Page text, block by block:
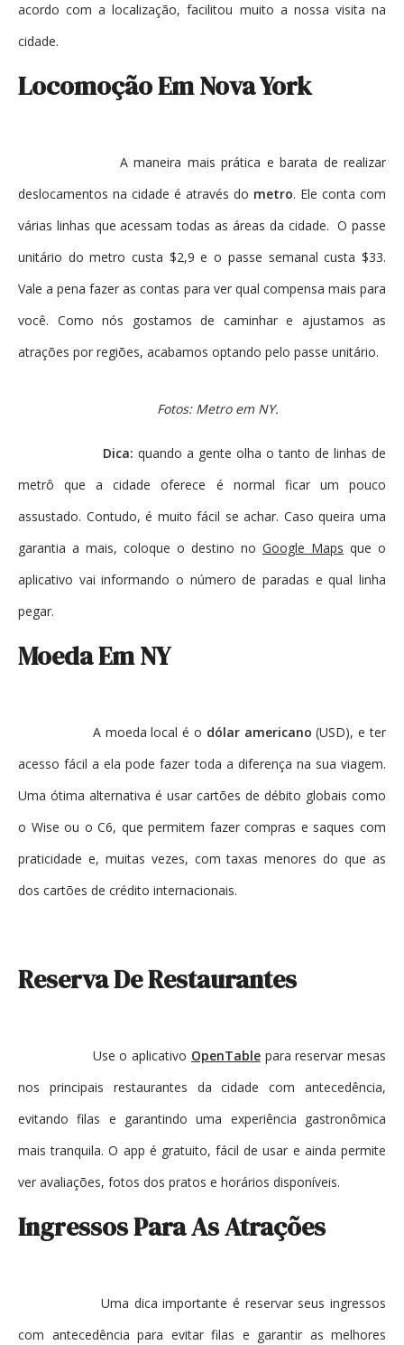
acordo com a localização, facilitou muito a nossa visita na
cidade.
Locomoção Em Nova York
A maneira mais prática e barata de realizar
deslocamentos na cidade é através do metro. Ele conta com
várias linhas que acessam todas as áreas da cidade. O passe
unitário do metro custa $2,9 e o passe semanal custa $33.
Vale a pena fazer as contas para ver qual compensa mais para
você. Como nós gostamos de caminhar e ajustamos as
atrações por regiões, acabamos optando pelo passe unitário.
Fotos: Metro em NY.
Dica: quando a gente olha o tanto de linhas de
metrô que a cidade oferece é normal ficar um pouco
assustado. Contudo, é muito fácil se achar. Caso queira uma
garantia a mais, coloque o destino no Google Maps que o
aplicativo vai informando o número de paradas e qual linha
pegar.
Moeda Em NY
A moeda local é o dólar americano (USD), e ter
acesso fácil a ela pode fazer toda a diferença na sua viagem.
Uma ótima alternativa é usar cartões de débito globais como
o Wise ou o C6, que permitem fazer compras e saques com
praticidade e, muitas vezes, com taxas menores do que as
dos cartões de crédito internacionais.
Reserva De Restaurantes
Use o aplicativo OpenTablepara reservar mesas
nos principais restaurantes da cidade com antecedência,
evitando filas e garantindo uma experiência gastronômica
mais tranquila. O app é gratuito, fácil de usar e ainda permite
ver avaliações, fotos dos pratos e horários disponíveis.
Ingressos Para As Atrações
Uma dica importante é reservar seus ingressos
com antecedência para evitar filas e garantir as melhores